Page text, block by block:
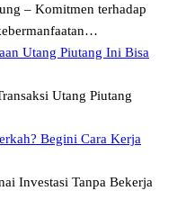
– Komitmen terhadap
Utang Piutang Ini Bisa
Utang Piutang
Begini Cara Kerja
Investasi Tanpa Bekerja